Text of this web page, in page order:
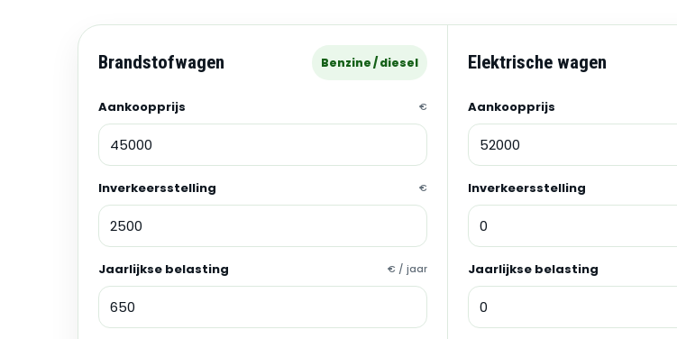
Brandstofwagen Benzine / diesel
Aankoopprijs €
Inverkeersstelling €
Jaarlijkse belasting € / jaar
Elektrische wagen
Aankoopprijs
Inverkeersstelling
Jaarlijkse belasting